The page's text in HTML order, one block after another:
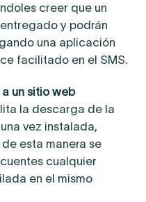
creer que un
y podrán
una aplicación
facilitado en el SMS.
un sitio web
la descarga de la
vez instalada,
esta manera se
cualquier
en el mismo